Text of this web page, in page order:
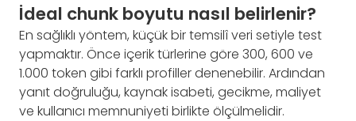
İdeal chunk boyutu nasıl belirlenir?
En sağlıklı yöntem, küçük bir temsilî veri setiyle test
yapmaktır. Önce içerik türlerine göre 300, 600 ve
1.000 token gibi farklı profiller denenebilir. Ardından
yanıt doğruluğu, kaynak isabeti, gecikme, maliyet
ve kullanıcı memnuniyeti birlikte ölçülmelidir.